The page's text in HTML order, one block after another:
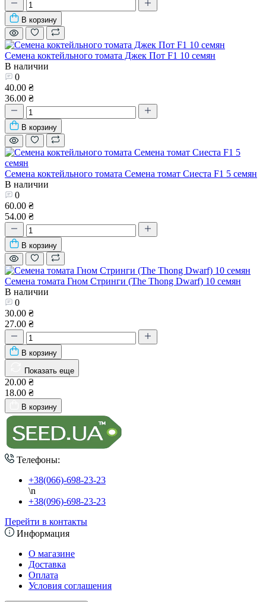
В корзину
Семена коктейльного томата Джек Пот F1 10 семян
В наличии
0
40.00 ₴
36.00 ₴
В корзину
Семена коктейльного томата Семена томат Сиеста F1 5 семян
В наличии
0
60.00 ₴
54.00 ₴
В корзину
Семена томата Гном Стринги (The Thong Dwarf) 10 семян
В наличии
0
30.00 ₴
27.00 ₴
В корзину
Показать еще
20.00 ₴
18.00 ₴
В корзину
Телефоны:
+38(066)-698-23-23
\n
+38(096)-698-23-23
Перейти в контакты
Информация
О магазине
Доставка
Оплата
Условия соглашения